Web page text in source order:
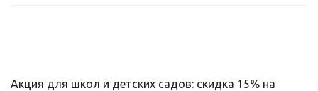
Акция для школ и детских садов: скидка 15% на